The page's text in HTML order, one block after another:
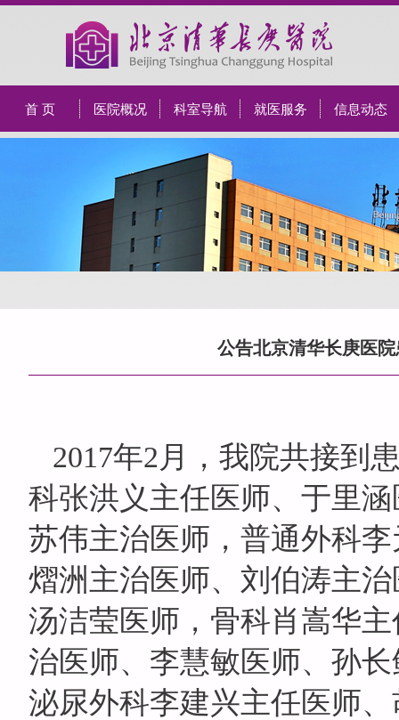
首 页 医院概况 科室导航 就医服务 信息动态
公告北京清华长庚医
2017年2月，我院共接到
科张洪义主任医师、于里
苏伟主治医师，普通外科
熠洲主治医师、刘伯涛主
汤洁莹医师，骨科肖嵩华
治医师、李慧敏医师、孙
泌尿外科李建兴主任医师